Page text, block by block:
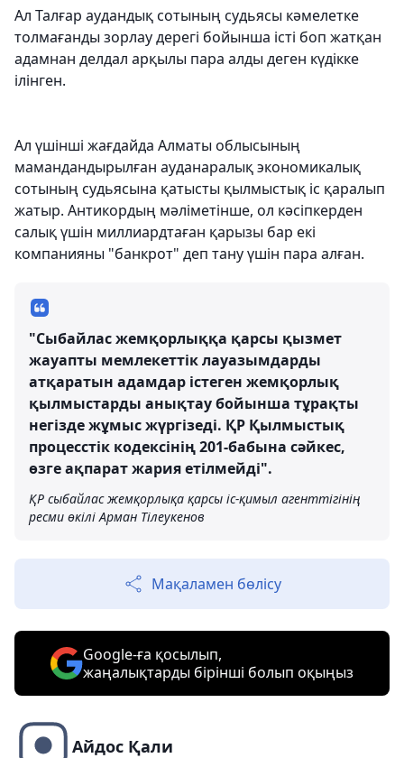
Ал Талғар аудандық сотының судьясы кәмелетке
толмағанды зорлау дерегі бойынша істі боп жатқан
адамнан делдал арқылы пара алды деген күдікке
ілінген.
Ал үшінші жағдайда Алматы облысының
мамандандырылған ауданаралық экономикалық
сотының судьясына қатысты қылмыстық іс қаралып
жатыр. Антикордың мәліметінше, ол кәсіпкерден
салық үшін миллиардтаған қарызы бар екі
компанияны "банкрот" деп тану үшін пара алған.
"Сыбайлас жемқорлыққа қарсы қызмет
жауапты мемлекеттік лауазымдарды
атқаратын адамдар істеген жемқорлық
қылмыстарды анықтау бойынша тұрақты
негізде жұмыс жүргізеді. ҚР Қылмыстық
процесстік кодексінің 201-бабына сәйкес,
өзге ақпарат жария етілмейді".
ҚР сыбайлас жемқорлықа қарсы іс-қимыл агенттігінің
ресми өкілі Арман Тілеукенов
Мақаламен бөлісу
Google-ға қосылып,
жаңалықтарды бірінші болып оқыңыз
Айдос Қали